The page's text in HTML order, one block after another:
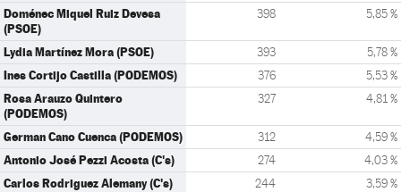
Doménec Miquel Ruiz Devesa
(PSOE)
398 5,85 %
Lydia Martínez Mora (PSOE) 393 5,78 %
Ines Cortijo Castilla (PODEMOS) 376 5,53 %
Rosa Arauzo Quintero
(PODEMOS)
327 4,81 %
German Cano Cuenca (PODEMOS) 312 4,59 %
Antonio José Pezzi Acosta (C's) 274 4,03 %
Carlos Rodriguez Alemany (C's) 244 3,59 %